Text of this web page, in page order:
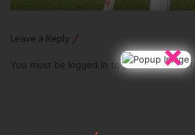
Leave a Reply
You must be logged in to post a comment.
×